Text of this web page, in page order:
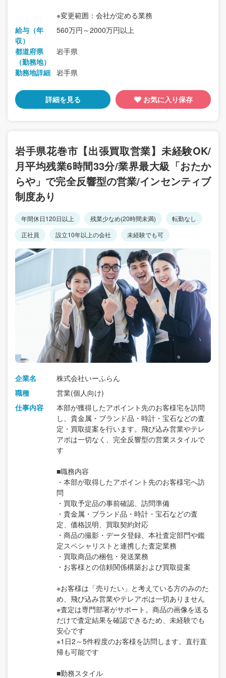
※変更範囲：会社が定める業務
給与（年
収）
560万円～2000万円以上
都道府県
（勤務地）
岩手県
勤務地詳細 岩手県
詳細を見る お気に入り保存
岩手県花巻市【出張買取営業】未経験OK/
月平均残業6時間33分/業界最大級「おたか
らや」で完全反響型の営業/インセンティブ
制度あり
年間休日120日以上 残業少なめ(20時間未満)
転勤なし
正社員
設立10年以上の会社 未経験でも可
企業名
株式会社いーふらん
職種
営業(個人向け)
仕事内容
本部が獲得したアポイント先のお客様宅を訪問
し、貴金属・ブランド品・時計・宝石などの査
定・買取提案を行います。飛び込み営業やテレ
アポは一切なく、完全反響型の営業スタイルで
す
■職務内容
・本部が取得したアポイント先のお客様宅へ訪
問
・買取予定品の事前確認、訪問準備
・貴金属・ブランド品・時計・宝石などの査
定、価格説明、買取契約対応
・商品の撮影・データ登録、本社査定部門や鑑
定スペシャリストと連携した査定業務
・買取商品の梱包・発送業務
・お客様との信頼関係構築および買取提案
※お客様は「売りたい」と考えている方のみのた
め、飛び込み営業やテレアポは一切ありません
※査定は専門部署がサポート。商品の画像を送る
だけで査定結果を確認できるため、未経験でも
安心です
※1日2～5件程度のお客様を訪問します。直行直
帰も可能です
■勤務スタイル